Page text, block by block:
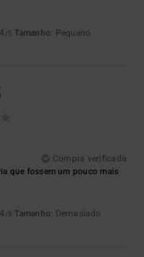
/5 Tamanho: Pequeno
Compra verificada
que fossem um pouco mais
/5 Tamanho: Demasiado